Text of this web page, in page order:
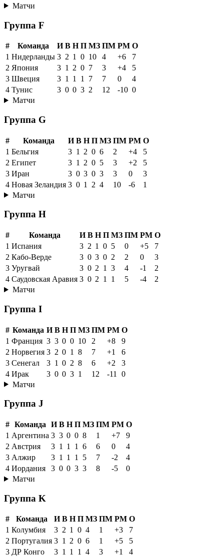
Матчи
Группа F
# Команда И В Н П МЗ ПМ РМ О
1 Нидерланды 3 2 1 0 10 4 +6
7
2 Япония 3 1 2 0 7 3 +4
5
3 Швеция 3 1 1 1 7 7 0
4
4 Тунис 3 0 0 3 2 12 -10 0
Матчи
Группа G
# Команда И В Н П МЗ ПМ РМ О
1 Бельгия 3 1 2 0 6 2 +4
5
2 Египет 3 1 2 0 5 3 +2
5
3 Иран 3 0 3 0 3 3 0
3
4 Новая Зеландия 3 0 1 2 4 10 -6
1
Матчи
Группа H
# Команда И В Н П МЗ ПМ РМ О
1 Испания 3 2 1 0 5 0 +5
7
2 Кабо-Верде 3 0 3 0 2 2 0
3
3 Уругвай 3 0 2 1 3 4 -1
2
4 Саудовская Аравия 3 0 2 1 1 5 -4
2
Матчи
Группа I
# Команда И В Н П МЗ ПМ РМ О
1 Франция 3 3 0 0 10 2 +8
9
2 Норвегия 3 2 0 1 8 7 +1
6
3 Сенегал 3 1 0 2 8 6 +2
3
4 Ирак 3 0 0 3 1 12 -11
0
Матчи
Группа J
# Команда И В Н П МЗ ПМ РМ О
1 Аргентина 3 3 0 0 8 1 +7
9
2 Австрия 3 1 1 1 6 6 0
4
3 Алжир 3 1 1 1 5 7 -2
4
4 Иордания 3 0 0 3 3 8 -5
0
Матчи
Группа K
# Команда И В Н П МЗ ПМ РМ О
1 Колумбия 3 2 1 0 4 1 +3
7
2 Португалия 3 1 2 0 6 1 +5
5
3 ДР Конго 3 1 1 1 4 3 +1
4